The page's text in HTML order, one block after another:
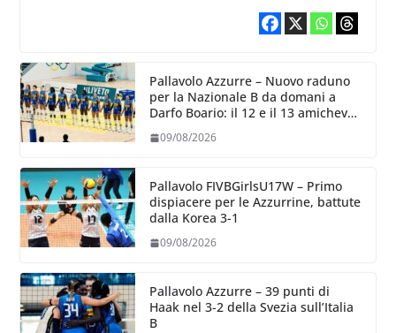
Pallavolo Azzurre – Nuovo raduno
per la Nazionale B da domani a
Darfo Boario: il 12 e il 13 amichevoli
09/08/2026
Pallavolo FIVBGirlsU17W – Primo
dispiacere per le Azzurrine, battute
dalla Korea 3-1
09/08/2026
Pallavolo Azzurre – 39 punti di
Haak nel 3-2 della Svezia sull’Italia
B